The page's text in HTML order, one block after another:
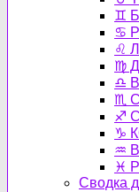
♊
♋
♌
♍
♎
♏
♐
♑
♒
♓
Сводка